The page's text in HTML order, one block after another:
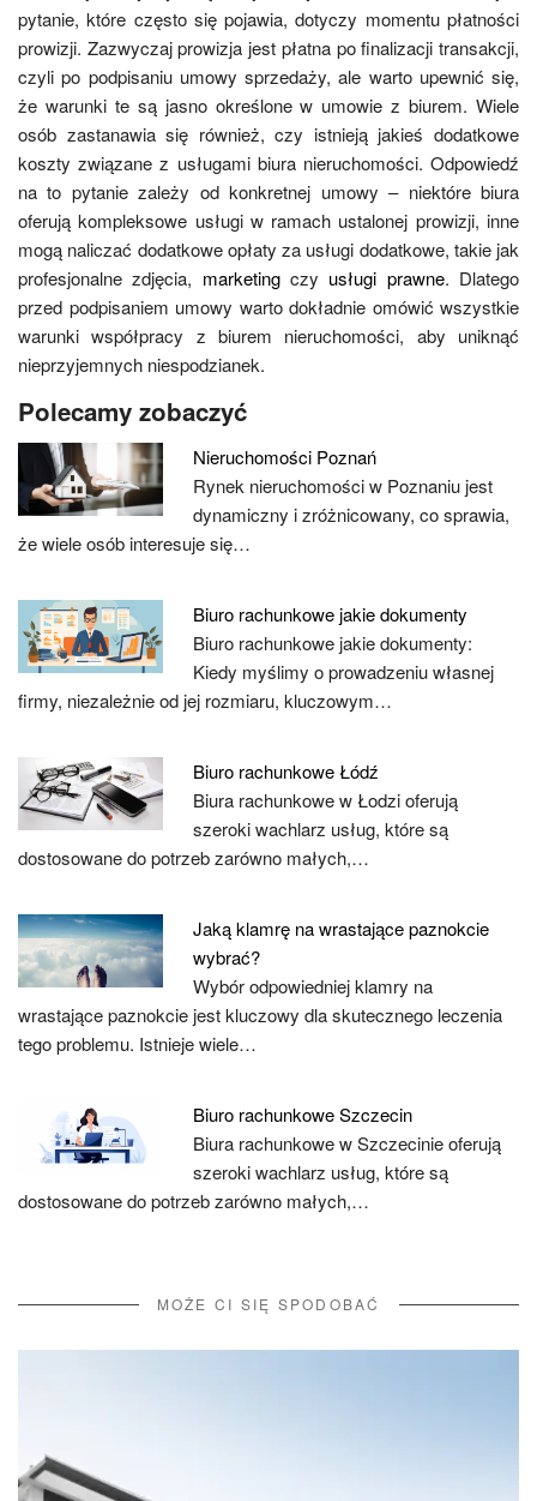
pytanie, które często się pojawia, dotyczy momentu płatności
prowizji. Zazwyczaj prowizja jest płatna po finalizacji transakcji,
czyli po podpisaniu umowy sprzedaży, ale warto upewnić się,
że warunki te są jasno określone w umowie z biurem. Wiele
osób zastanawia się również, czy istnieją jakieś dodatkowe
koszty związane z usługami biura nieruchomości. Odpowiedź
na to pytanie zależy od konkretnej umowy – niektóre biura
oferują kompleksowe usługi w ramach ustalonej prowizji, inne
mogą naliczać dodatkowe opłaty za usługi dodatkowe, takie jak
profesjonalne zdjęcia, marketingczy usługi prawne. Dlatego
przed podpisaniem umowy warto dokładnie omówić wszystkie
warunki współpracy z biurem nieruchomości, aby uniknąć
nieprzyjemnych niespodzianek.
Polecamy zobaczyć
Nieruchomości Poznań
Rynek nieruchomości w Poznaniu jest
dynamiczny i zróżnicowany, co sprawia,
że wiele osób interesuje się…
Biuro rachunkowe jakie dokumenty
Biuro rachunkowe jakie dokumenty:
Kiedy myślimy o prowadzeniu własnej
firmy, niezależnie od jej rozmiaru, kluczowym…
Biuro rachunkowe Łódź
Biura rachunkowe w Łodzi oferują
szeroki wachlarz usług, które są
dostosowane do potrzeb zarówno małych,…
Jaką klamrę na wrastające paznokcie
wybrać?
Wybór odpowiedniej klamry na
wrastające paznokcie jest kluczowy dla skutecznego leczenia
tego problemu. Istnieje wiele…
Biuro rachunkowe Szczecin
Biura rachunkowe w Szczecinie oferują
szeroki wachlarz usług, które są
dostosowane do potrzeb zarówno małych,…
MOŻE CI SIĘ SPODOBAĆ